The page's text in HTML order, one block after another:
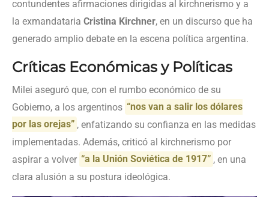
contundentes afirmaciones dirigidas al kirchnerismo y a
la exmandataria Cristina Kirchner, en un discurso que ha
generado amplio debate en la escena política argentina.
Críticas Económicas y Políticas
Milei aseguró que, con el rumbo económico de su
Gobierno, a los argentinos “nos van a salir los dólares
por las orejas” , enfatizando su confianza en las medidas
implementadas. Además, criticó al kirchnerismo por
aspirar a volver “a la Unión Soviética de 1917” , en una
clara alusión a su postura ideológica.